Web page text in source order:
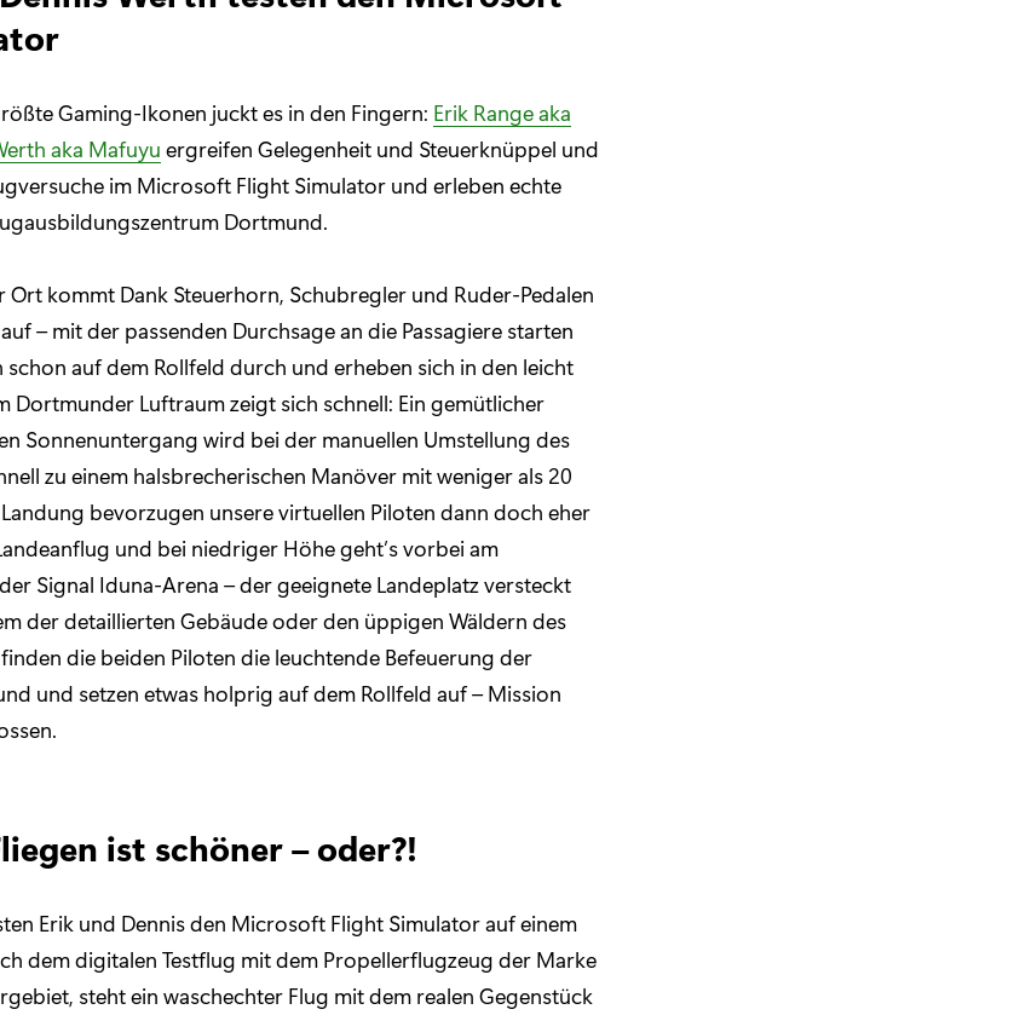
Gaming-Ikonen juckt es in den Fingern: Erik Range aka
aka Mafuyu ergreifen Gelegenheit und Steuerknüppel und
im Microsoft Flight Simulator und erleben echte
Dortmund.
Ort kommt Dank Steuerhorn, Schubregler und Ruder-Pedalen
– mit der passenden Durchsage an die Passagiere starten
schon auf dem Rollfeld durch und erheben sich in den leicht
Dortmunder Luftraum zeigt sich schnell: Ein gemütlicher
Sonnenuntergang wird bei der manuellen Umstellung des
zu einem halsbrecherischen Manöver mit weniger als 20
bevorzugen unsere virtuellen Piloten dann doch eher
und bei niedriger Höhe geht’s vorbei am
Signal Iduna-Arena – der geeignete Landeplatz versteckt
der detaillierten Gebäude oder den üppigen Wäldern des
die beiden Piloten die leuchtende Befeuerung der
und setzen etwas holprig auf dem Rollfeld auf – Mission
ist schöner – oder?!
Erik und Dennis den Microsoft Flight Simulator auf einem
dem digitalen Testflug mit dem Propellerflugzeug der Marke
steht ein waschechter Flug mit dem realen Gegenstück